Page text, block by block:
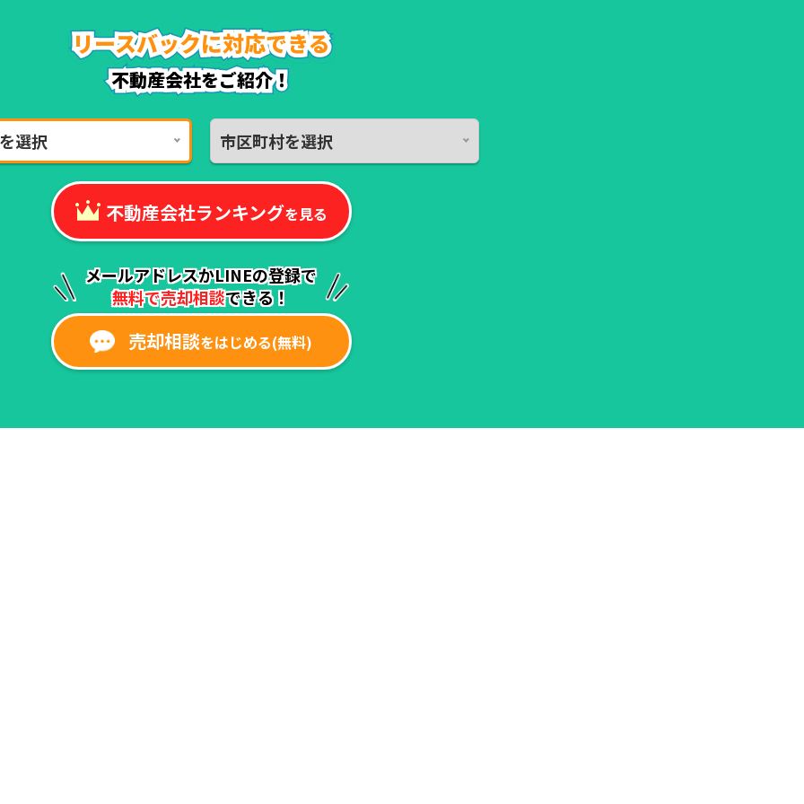
リースバックに対応できる
リースバックに対応できる
リースバックに対応できる
不動産会社をご紹介！
リースバックに対応できる
リースバックに対応できる
リースバックに対応できる
不動産会社をご紹介！
選択 市区町村を選択
不動産会社ランキングを見る
メールアドレスかLINEの登録で
無料で売却相談できる！
売却相談をはじめる(無料)